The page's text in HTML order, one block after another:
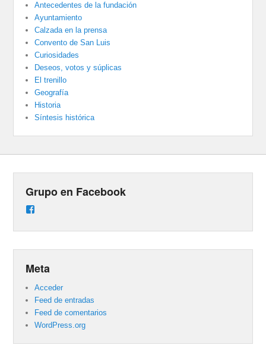
Antecedentes de la fundación
Ayuntamiento
Calzada en la prensa
Convento de San Luis
Curiosidades
Deseos, votos y súplicas
El trenillo
Geografía
Historia
Síntesis histórica
Grupo en Facebook
en
Meta
Acceder
Feed de entradas
Feed de comentarios
WordPress.org